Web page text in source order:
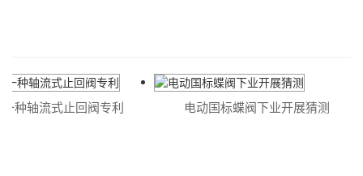
轴流式止回阀专利 电动国标蝶阀下业开展猜测